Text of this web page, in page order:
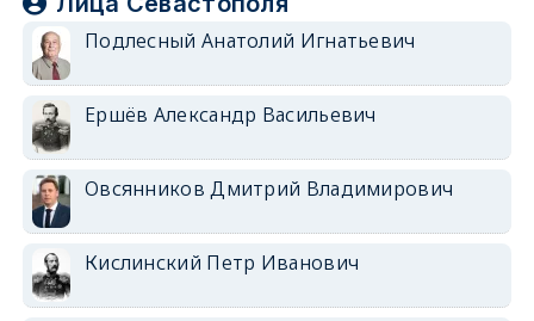
Подлесный Анатолий Игнатьевич
Ершёв Александр Васильевич
Овсянников Дмитрий Владимирович
Кислинский Петр Иванович